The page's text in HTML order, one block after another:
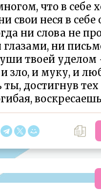
что в себе
свои неся в
ни слова не
ни
твоей
зло, и муку, и
достигнув тех